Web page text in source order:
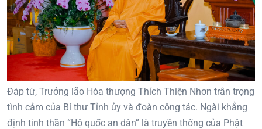
Đáp từ, Trưởng lão Hòa thượng Thích Thiện Nhơn trân trọng
tình cảm của Bí thư Tỉnh ủy và đoàn công tác. Ngài khẳng
định tinh thần “Hộ quốc an dân” là truyền thống của Phật